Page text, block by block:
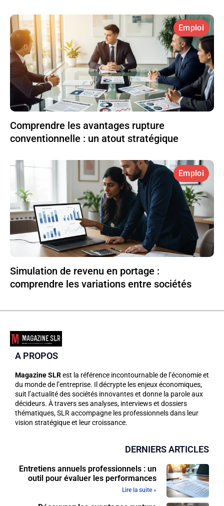
Emploi
Comprendre les avantages rupture
conventionnelle : un atout stratégique
Emploi
Simulation de revenu en portage :
comprendre les variations entre sociétés
A PROPOS
Magazine SLRest la référence incontournable de l’économie et
du monde de l’entreprise. Il décrypte les enjeux économiques,
suit l’actualité des sociétés innovantes et donne la parole aux
décideurs. À travers ses analyses, interviews et dossiers
thématiques, SLR accompagne les professionnels dans leur
vision stratégique et leur croissance.
DERNIERS ARTICLES
Entretiens annuels professionnels : un
outil pour évaluer les performances
Lire la suite »